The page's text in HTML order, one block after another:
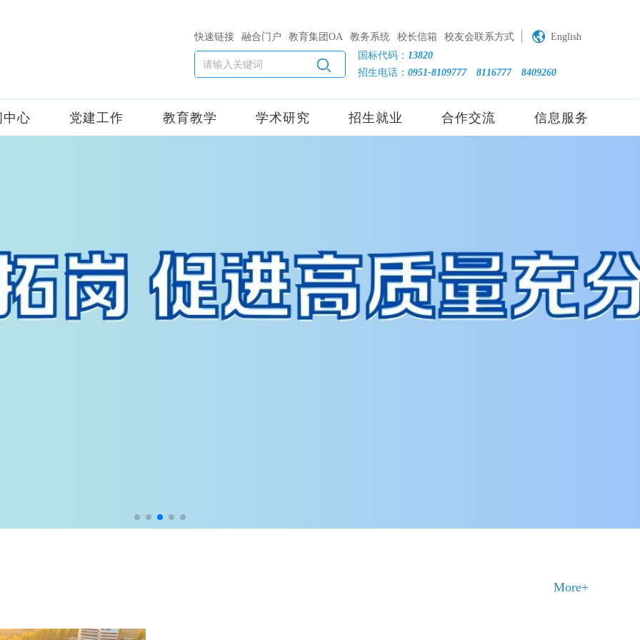
快速链接 融合门户 教育集团OA 教务系统 校长信箱 校友会联系方式
English
国标代码： 13820
招生电话： 0951-8109777 8116777 8409260
中心 党建工作 教育教学 学术研究 招生就业 合作交流 信息服务
More+